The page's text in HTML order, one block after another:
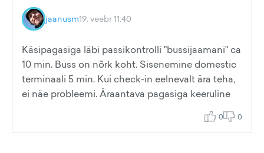
jaanusm19. veebr 11:40
Käsipagasiga läbi passikontrolli "bussijaamani" ca
10 min. Buss on nõrk koht. Sisenemine domestic
terminaali 5 min. Kui check-in eelnevalt ära teha,
ei näe probleemi. Äraantava pagasiga keeruline
0 0